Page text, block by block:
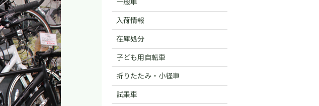
一般車
入荷情報
在庫処分
子ども用自転車
折りたたみ・小径車
試乗車